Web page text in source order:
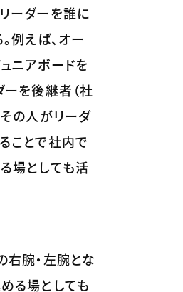
ーダーを誰に
例えば、オー
ニアボードを
ーを後継者（社
の人がリーダ
ことで社内で
場としても活
右腕・左腕とな
る場としても